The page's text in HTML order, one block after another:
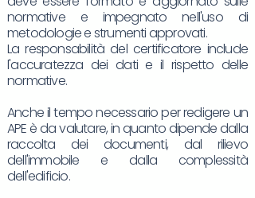
normative e impegnato nell'uso di
metodologie e strumenti approvati.
La responsabilità del certificatore include
l'accuratezza dei dati e il rispetto delle
normative.
Anche il tempo necessario per redigere un
APE è da valutare, in quanto dipende dalla
raccolta dei documenti, dal rilievo
dell'immobile e dalla complessità
dell'edificio.